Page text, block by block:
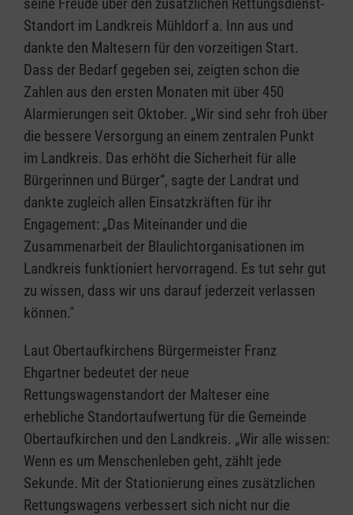
Standort im Landkreis Mühldorf a. Inn aus und
dankte den Maltesern für den vorzeitigen Start.
Dass der Bedarf gegeben sei, zeigten schon die
Zahlen aus den ersten Monaten mit über 450
Alarmierungen seit Oktober. „Wir sind sehr froh über
die bessere Versorgung an einem zentralen Punkt
im Landkreis. Das erhöht die Sicherheit für alle
Bürgerinnen und Bürger“, sagte der Landrat und
dankte zugleich allen Einsatzkräften für ihr
Engagement: „Das Miteinander und die
Zusammenarbeit der Blaulichtorganisationen im
Landkreis funktioniert hervorragend. Es tut sehr gut
zu wissen, dass wir uns darauf jederzeit verlassen
können."
Laut Obertaufkirchens Bürgermeister Franz
Ehgartner bedeutet der neue
Rettungswagenstandort der Malteser eine
erhebliche Standortaufwertung für die Gemeinde
Obertaufkirchen und den Landkreis. „Wir alle wissen:
Wenn es um Menschenleben geht, zählt jede
Sekunde. Mit der Stationierung eines zusätzlichen
Rettungswagens verbessert sich nicht nur die